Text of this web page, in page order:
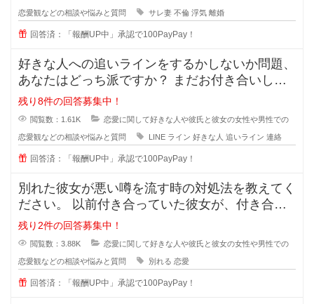
恋愛観などの相談や悩みと質問 サレ妻 不倫 浮気 離婚
回答済：「報酬UP中」承認で100PayPay！
好きな人への追いラインをするかしないか問題、
あなたはどっち派ですか？ まだお付き合いして
いない段階での好きな人への
残り8件の回答募集中！
閲覧数：1.61K 恋愛に関して好きな人や彼氏と彼女の女性や男性での
恋愛観などの相談や悩みと質問 LINE ライン 好きな人 追いライン 連絡
回答済：「報酬UP中」承認で100PayPay！
別れた彼女が悪い噂を流す時の対処法を教えてく
ださい。 以前付き合っていた彼女が、付き合っ
ている時のことを周囲に平気
残り2件の回答募集中！
閲覧数：3.88K 恋愛に関して好きな人や彼氏と彼女の女性や男性での
恋愛観などの相談や悩みと質問 別れる 恋愛
回答済：「報酬UP中」承認で100PayPay！